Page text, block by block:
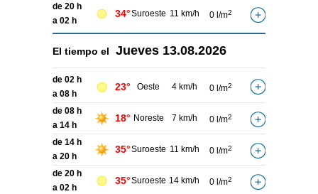
de 20 h
a 02 h
34°Suroeste 11 km/h 0 l/m2
El tiempo el Jueves 13.08.2026
de 02 h
a 08 h
23° Oeste 4 km/h 0 l/m2
de 08 h
a 14 h
18° Noreste 7 km/h 0 l/m2
de 14 h
a 20 h
35°Suroeste 11 km/h 0 l/m2
de 20 h
a 02 h
35°Suroeste 14 km/h 0 l/m2